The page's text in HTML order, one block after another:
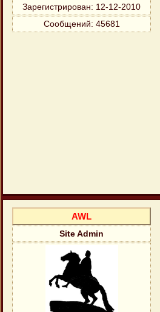
Зарегистрирован: 12-12-2010
Сообщений: 45681
AWL
Site Admin